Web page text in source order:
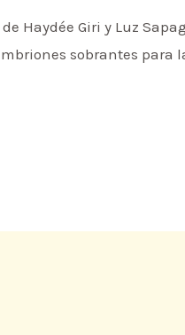
Haydée Giri y Luz
sobrantes para